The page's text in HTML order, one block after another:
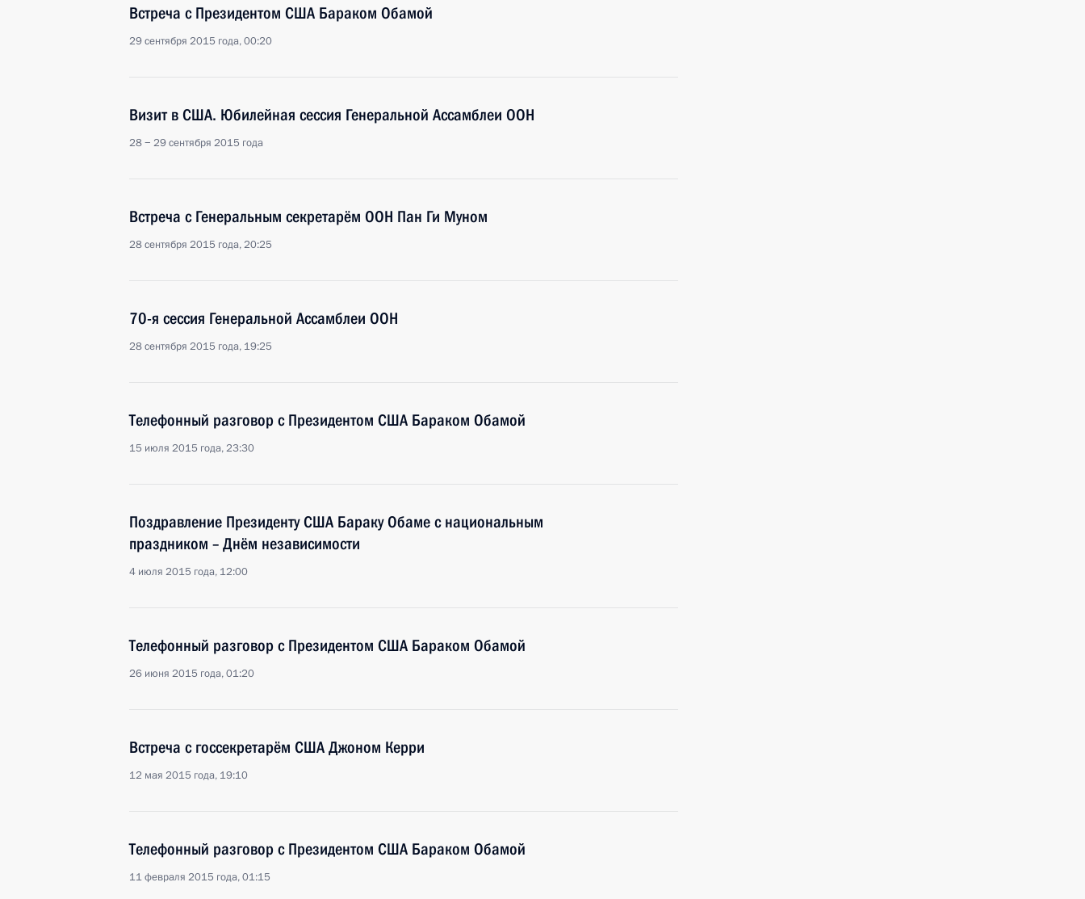
Встреча с Президентом США Бараком Обамой
29 сентября 2015 года, 00:20
Визит в США. Юбилейная сессия Генеральной Ассамблеи ООН
28 − 29 сентября 2015 года
Встреча с Генеральным секретарём ООН Пан Ги Муном
28 сентября 2015 года, 20:25
70-я сессия Генеральной Ассамблеи ООН
28 сентября 2015 года, 19:25
Телефонный разговор с Президентом США Бараком Обамой
15 июля 2015 года, 23:30
Поздравление Президенту США Бараку Обаме с национальным
праздником – Днём независимости
4 июля 2015 года, 12:00
Телефонный разговор с Президентом США Бараком Обамой
26 июня 2015 года, 01:20
Встреча с госсекретарём США Джоном Керри
12 мая 2015 года, 19:10
Телефонный разговор с Президентом США Бараком Обамой
11 февраля 2015 года, 01:15